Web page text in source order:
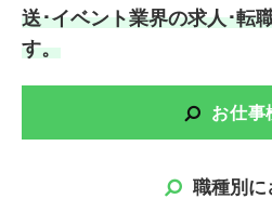
送･イベント業界の求人･転
す。
お仕事
職種別に